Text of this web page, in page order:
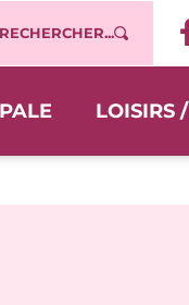
RECHERCHER...
LOISIRS